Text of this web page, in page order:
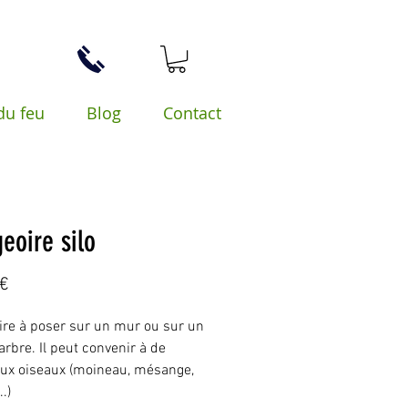
feu Blog Contact
silo
à poser sur un mur ou sur un
Il peut convenir à de
oiseaux (moineau, mésange,